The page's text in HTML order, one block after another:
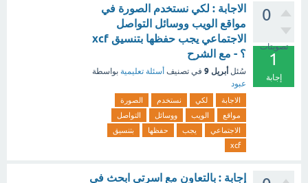
0
تصويتات
1
إجابة
الاجابة : لكي نستخدم الصورة في
مواقع الويب ووسائل التواصل
الاجتماعي يجب حفظها بتنسيق xcf
؟ - مع الشرح
سُئل أبريل 9 في تصنيف أسئلة تعليمية بواسطة
عبود
الاجابة لكي نستخدم
الصورة
مواقع
الويب ووسائل
التواصل
الاجتماعي
يجب حفظها
بتنسيق
xcf
إجابة : بالتعاون مع اسرتي ابحث في